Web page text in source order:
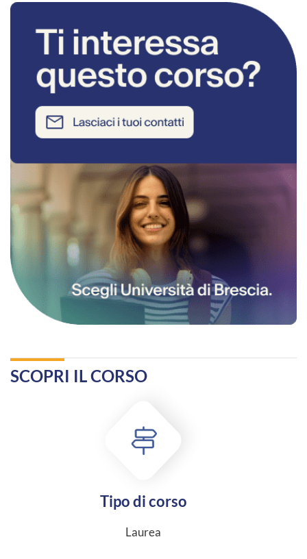
RICHIEDI INFORMAZIONI SUL CORSO
SCOPRI IL CORSO
Tipo di corso
Laurea